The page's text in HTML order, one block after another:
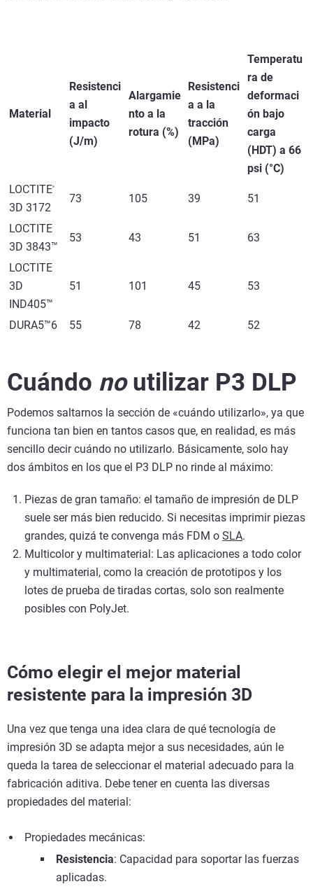
Material
Resistenci
a al
impacto
(J/m)
Alargamie
nto a la
rotura (%)
Resistenci
a a la
tracción
(MPa)
Temperatu
ra de
deformaci
ón bajo
carga
(HDT) a 66
psi (°C)
LOCTITE®
3D 3172
73 105 39 51
LOCTITE
3D 3843™
53 43 51 63
LOCTITE
3D
IND405™
51 101 45 53
DURA5™6 55 78 42 52
Cuándo noutilizar P3 DLP
Podemos saltarnos la sección de «cuándo utilizarlo», ya que
funciona tan bien en tantos casos que, en realidad, es más
sencillo decir cuándo no utilizarlo. Básicamente, solo hay
dos ámbitos en los que el P3 DLP no rinde al máximo:
Piezas de gran tamaño: el tamaño de impresión de DLP
suele ser más bien reducido. Si necesitas imprimir piezas
grandes, quizá te convenga más FDM o SLA.
Multicolor y multimaterial: Las aplicaciones a todo color
y multimaterial, como la creación de prototipos y los
lotes de prueba de tiradas cortas, solo son realmente
posibles con PolyJet.
Cómo elegir el mejor material
resistente para la impresión 3D
Una vez que tenga una idea clara de qué tecnología de
impresión 3D se adapta mejor a sus necesidades, aún le
queda la tarea de seleccionar el material adecuado para la
fabricación aditiva. Debe tener en cuenta las diversas
propiedades del material:
Propiedades mecánicas:
Resistencia: Capacidad para soportar las fuerzas
aplicadas.